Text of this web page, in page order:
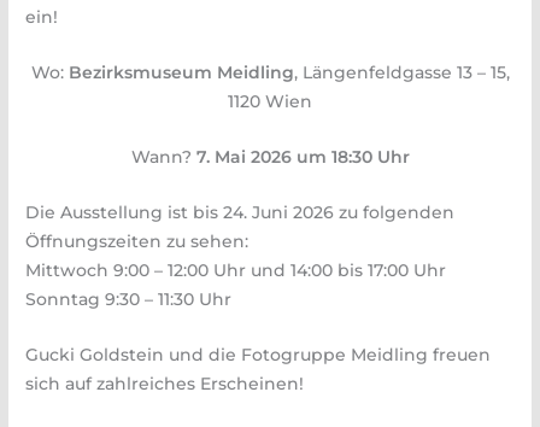
ein!
Wo: Bezirksmuseum Meidling, Längenfeldgasse 13 – 15,
1120 Wien
Wann? 7. Mai 2026 um 18:30 Uhr
Die Ausstellung ist bis 24. Juni 2026 zu folgenden
Öffnungszeiten zu sehen:
Mittwoch 9:00 – 12:00 Uhr und 14:00 bis 17:00 Uhr
Sonntag 9:30 – 11:30 Uhr
Gucki Goldstein und die Fotogruppe Meidling freuen
sich auf zahlreiches Erscheinen!